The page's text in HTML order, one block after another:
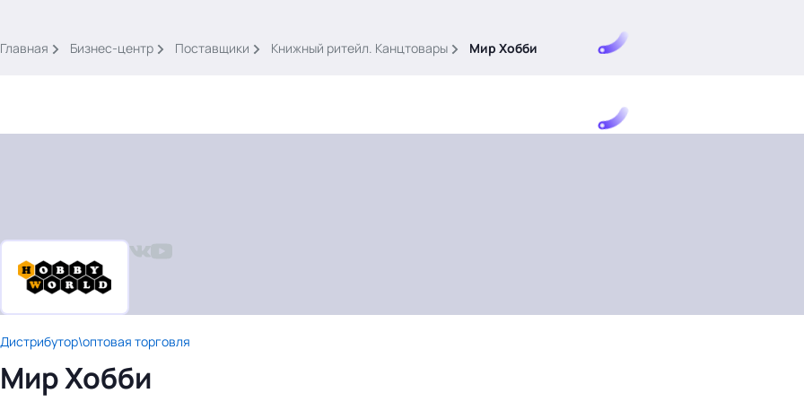
Войти
картина дня
материалы
видео
события
Главная Бизнес-центр Поставщики Книжный ритейл. Канцтовары Мир Хобби
Дистрибутор\оптовая торговля
Мир Хобби